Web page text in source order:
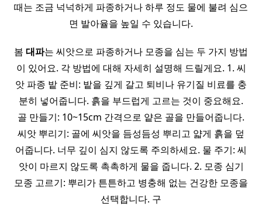
때는 조금 넉넉하게 파종하거나 하루 정도 물에 불려 심으
면 발아율을 높일 수 있습니다.
봄 대파는 씨앗으로 파종하거나 모종을 심는 두 가지 방법
이 있어요. 각 방법에 대해 자세히 설명해 드릴게요. 1. 씨
앗 파종 밭 준비: 밭을 깊게 갈고 퇴비나 유기질 비료를 충
분히 넣어줍니다. 흙을 부드럽게 고르는 것이 중요해요.
골 만들기: 10~15cm 간격으로 얕은 골을 만들어줍니다.
씨앗 뿌리기: 골에 씨앗을 듬성듬성 뿌리고 얇게 흙을 덮
어줍니다. 너무 깊이 심지 않도록 주의하세요. 물 주기: 씨
앗이 마르지 않도록 촉촉하게 물을 줍니다. 2. 모종 심기
모종 고르기: 뿌리가 튼튼하고 병충해 없는 건강한 모종을
선택합니다. 구